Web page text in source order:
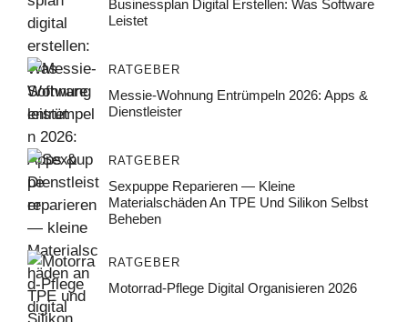
Businessplan Digital Erstellen: Was Software
Leistet
RATGEBER
Messie-Wohnung Entrümpeln 2026: Apps &
Dienstleister
RATGEBER
Sexpuppe Reparieren — Kleine
Materialschäden An TPE Und Silikon Selbst
Beheben
RATGEBER
Motorrad-Pflege Digital Organisieren 2026